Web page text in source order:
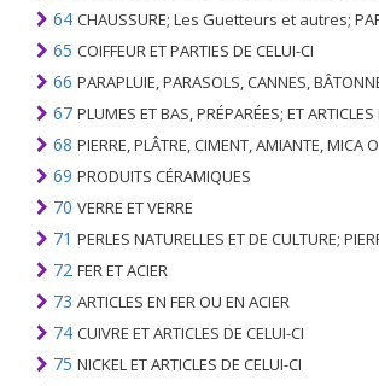
64 CHAUSSURE; Les Guetteurs et autres; PARTIES
65 COIFFEUR ET PARTIES DE CELUI-CI
66 PARAPLUIE, PARASOLS, CANNES, BÂTONNETS, FOUETS, PLANTES DE
67 PLUMES ET BAS, PRÉPARÉES; ET ARTICLES EN PLUME OU EN BAS; FLEURS
68 PIERRE, PLÂTRE, CIMENT, AMIANTE, MICA OU MATÉRIEL
69 PRODUITS CÉRAMIQUES
70 VERRE ET VERRE
71 PERLES NATURELLES ET DE CULTURE; PIERRES PRÉCIEUSES, SEMI-PRÉCIEUSES; MÉTAUX PRÉCIEUX, PLAQUÉS OU DOUBLÉS DE MÉTAUX PRÉCIEUX ET OUVRAGES
72 FER ET ACIER
73 ARTICLES EN FER OU EN ACIER
74 CUIVRE ET ARTICLES DE CELUI-CI
75 NICKEL ET ARTICLES DE CELUI-CI